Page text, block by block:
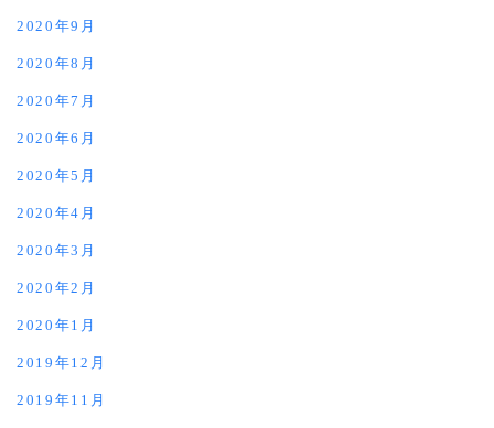
2020年9月
2020年8月
2020年7月
2020年6月
2020年5月
2020年4月
2020年3月
2020年2月
2020年1月
2019年12月
2019年11月